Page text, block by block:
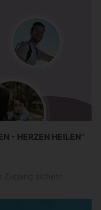
- HERZEN HEILEN"
sichern